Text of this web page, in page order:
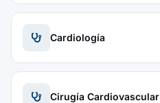
Cardiología
Cirugía Cardiovascular